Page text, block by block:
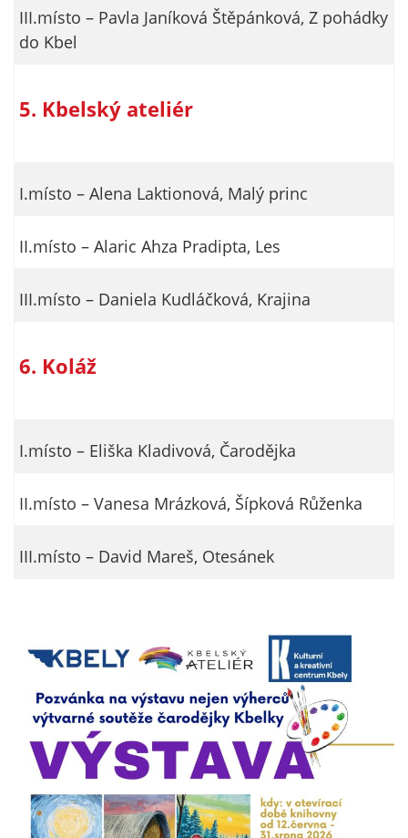
III.místo – Pavla Janíková Štěpánková, Z pohádky
do Kbel
5. Kbelský ateliér
I.místo – Alena Laktionová, Malý princ
II.místo – Alaric Ahza Pradipta, Les
III.místo – Daniela Kudláčková, Krajina
6. Koláž
I.místo – Eliška Kladivová, Čarodějka
II.místo – Vanesa Mrázková, Šípková Růženka
III.místo – David Mareš, Otesánek